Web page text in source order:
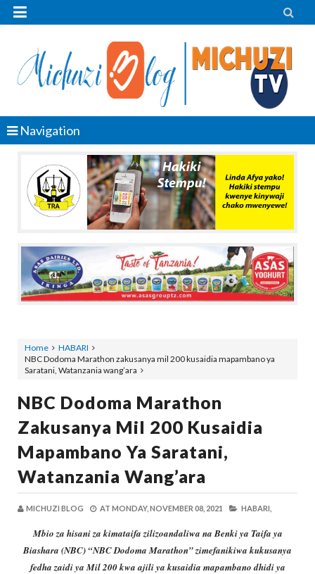
 
Navigation
Home
HABARI
NBC Dodoma Marathon zakusanya mil 200 kusaidia mapambano ya
Saratani, Watanzania wang’ara
NBC Dodoma Marathon
Zakusanya Mil 200 Kusaidia
Mapambano Ya Saratani,
Watanzania Wang’ara
MICHUZI BLOG AT MONDAY, NOVEMBER 08, 2021 HABARI,
Mbio za hisani za kimataifa zilizoandaliwa na Benki ya Taifa ya
Biashara (NBC) “NBC Dodoma Marathon” zimefanikiwa kukusanya
fedha zaidi ya Mil 200 kwa ajili ya kusaidia mapambano dhidi ya